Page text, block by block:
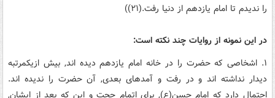
را ندیدم تا امام یازدهم از دنیا رفت.(۲۱))
در این نمونه از روایات چند نکته است:
۱. اشخاصی که حضرت را در خانه امام یازدهم دیده اند, بیش ازیکمرتبه
دیدار نداشته اند و در رفت و آمدهای بعدی, آن حضرت را ندیده اند.
احتمال دارد که امام حسن(ع), برای اتمام حجت و این که بعد از ایشان,